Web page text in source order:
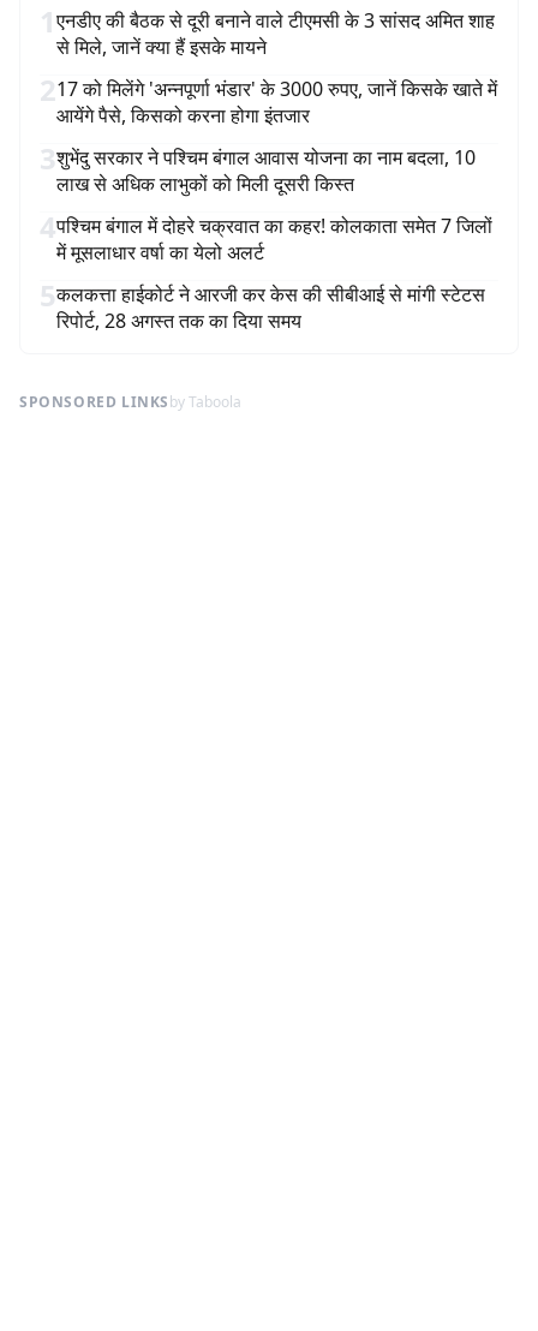
1एनडीए की बैठक से दूरी बनाने वाले टीएमसी के 3 सांसद अमित शाह
से मिले, जानें क्या हैं इसके मायने
217 को मिलेंगे 'अन्नपूर्णा भंडार' के 3000 रुपए, जानें किसके खाते में
आयेंगे पैसे, किसको करना होगा इंतजार
3शुभेंदु सरकार ने पश्चिम बंगाल आवास योजना का नाम बदला, 10
लाख से अधिक लाभुकों को मिली दूसरी किस्त
4पश्चिम बंगाल में दोहरे चक्रवात का कहर! कोलकाता समेत 7 जिलों
में मूसलाधार वर्षा का येलो अलर्ट
5कलकत्ता हाईकोर्ट ने आरजी कर केस की सीबीआई से मांगी स्टेटस
रिपोर्ट, 28 अगस्त तक का दिया समय
SPONSORED LINKSby Taboola